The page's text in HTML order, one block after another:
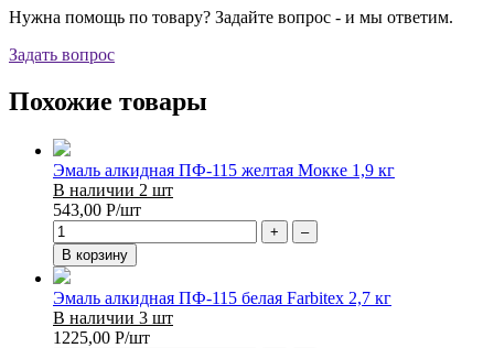
Нужна помощь по товару? Задайте вопрос - и мы ответим.
Задать вопрос
Похожие товары
Эмаль алкидная ПФ-115 желтая Мокке 1,9 кг
В наличии 2 шт
543,00 Р/шт
+
–
В корзину
Эмаль алкидная ПФ-115 белая Farbitex 2,7 кг
В наличии 3 шт
1225,00 Р/шт